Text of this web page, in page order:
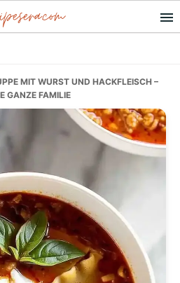
MIT WURST UND HACKFLEISCH –
GANZE FAMILIE